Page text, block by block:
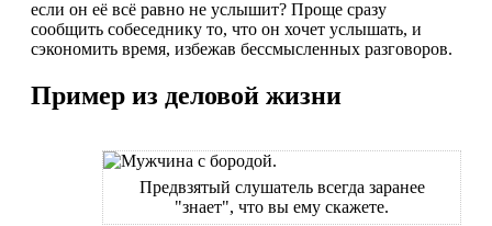
если он её всё равно не услышит? Проще сразу
сообщить собеседнику то, что он хочет услышать, и
сэкономить время, избежав бессмысленных разговоров.
Пример из деловой жизни
Предвзятый слушатель всегда заранее
"знает", что вы ему скажете.